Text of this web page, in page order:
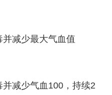
减少最大气血值
减少气血100，持续2